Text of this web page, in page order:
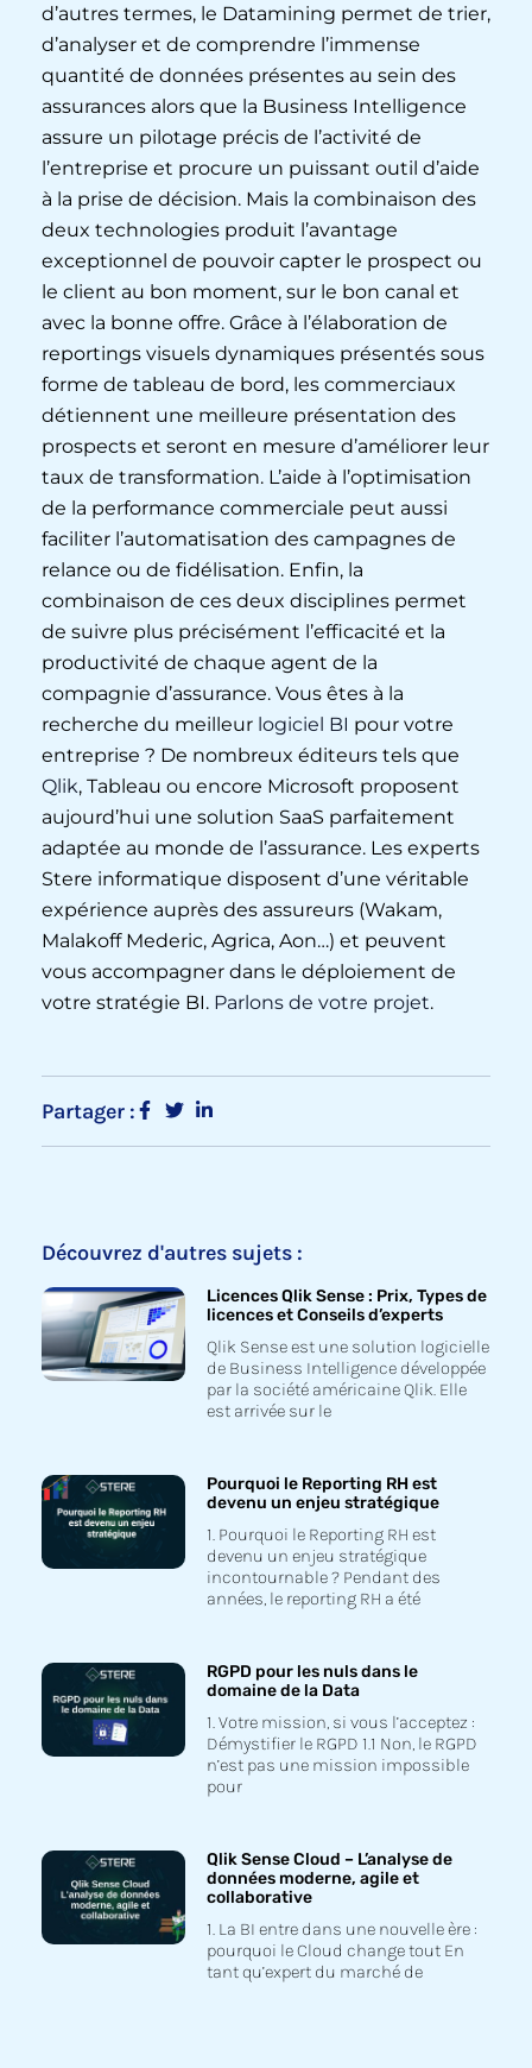
d’autres termes, le Datamining permet de trier,
d’analyser et de comprendre l’immense
quantité de données présentes au sein des
assurances alors que la Business Intelligence
assure un pilotage précis de l’activité de
l’entreprise et procure un puissant outil d’aide
à la prise de décision. Mais la combinaison des
deux technologies produit l’avantage
exceptionnel de pouvoir capter le prospect ou
le client au bon moment, sur le bon canal et
avec la bonne offre. Grâce à l’élaboration de
reportings visuels dynamiques présentés sous
forme de tableau de bord, les commerciaux
détiennent une meilleure présentation des
prospects et seront en mesure d’améliorer leur
taux de transformation. L’aide à l’optimisation
de la performance commerciale peut aussi
faciliter l’automatisation des campagnes de
relance ou de fidélisation. Enfin, la
combinaison de ces deux disciplines permet
de suivre plus précisément l’efficacité et la
productivité de chaque agent de la
compagnie d’assurance. Vous êtes à la
recherche du meilleur logiciel BI pour votre
entreprise ? De nombreux éditeurs tels que
Qlik, Tableau ou encore Microsoft proposent
aujourd’hui une solution SaaS parfaitement
adaptée au monde de l’assurance. Les experts
Stere informatique disposent d’une véritable
expérience auprès des assureurs (Wakam,
Malakoff Mederic, Agrica, Aon…) et peuvent
vous accompagner dans le déploiement de
votre stratégie BI. Parlons de votre projet.
Partager :
Découvrez d'autres sujets :
Licences Qlik Sense : Prix, Types de
licences et Conseils d’experts
Qlik Sense est une solution logicielle
de Business Intelligence développée
par la société américaine Qlik. Elle
est arrivée sur le
Pourquoi le Reporting RH est
devenu un enjeu stratégique
1. Pourquoi le Reporting RH est
devenu un enjeu stratégique
incontournable ? Pendant des
années, le reporting RH a été
RGPD pour les nuls dans le
domaine de la Data
1. Votre mission, si vous l’acceptez :
Démystifier le RGPD 1.1 Non, le RGPD
n’est pas une mission impossible
pour
Qlik Sense Cloud – L’analyse de
données moderne, agile et
collaborative
1. La BI entre dans une nouvelle ère :
pourquoi le Cloud change tout En
tant qu’expert du marché de